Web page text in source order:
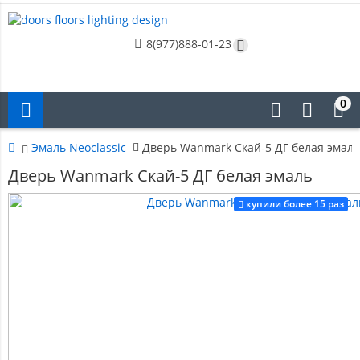
8(977)888-01-23
0
Эмаль Neoclassic Дверь Wanmark Скай-5 ДГ белая эмаль
Дверь Wanmark Скай-5 ДГ белая эмаль
купили более 15 раз